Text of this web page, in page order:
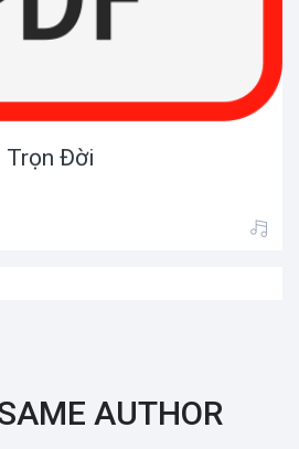
Trọn Đời
AUTHOR